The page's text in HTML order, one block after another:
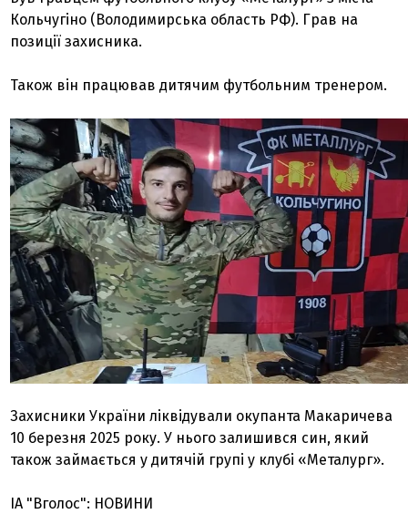
Кольчугіно (Володимирська область РФ). Грав на
позиції захисника.
Також він працював дитячим футбольним тренером.
Захисники України ліквідували окупанта Макаричева
10 березня 2025 року. У нього залишився син, який
також займається у дитячій групі у клубі «Металург».
ІА "Вголос": НОВИНИ